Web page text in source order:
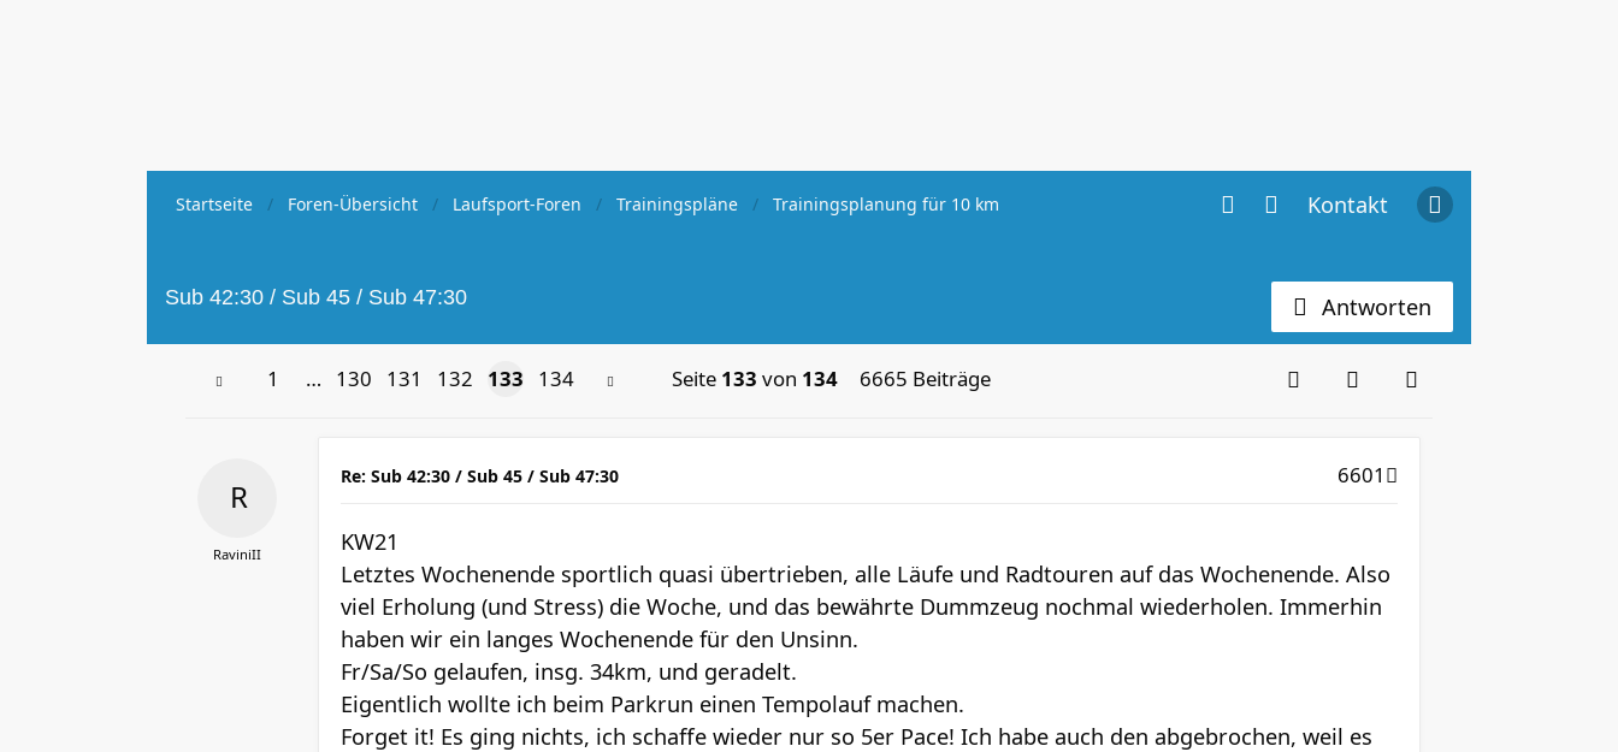
Kontakt
Startseite Foren-Übersicht Laufsport-Foren Trainingspläne Trainingsplanung für 10 km
Sub 42:30 / Sub 45 / Sub 47:30 Antworten
1 … 130 131 132 133 134 Seite 133 von 134 6665 Beiträge
RaviniII
Re: Sub 42:30 / Sub 45 / Sub 47:30 6601
KW21
Letztes Wochenende sportlich quasi übertrieben, alle Läufe und Radtouren auf das Wochenende. Also
viel Erholung (und Stress) die Woche, und das bewährte Dummzeug nochmal wiederholen. Immerhin
haben wir ein langes Wochenende für den Unsinn.
Fr/Sa/So gelaufen, insg. 34km, und geradelt.
Eigentlich wollte ich beim Parkrun einen Tempolauf machen.
Forget it! Es ging nichts, ich schaffe wieder nur so 5er Pace! Ich habe auch den abgebrochen, weil es